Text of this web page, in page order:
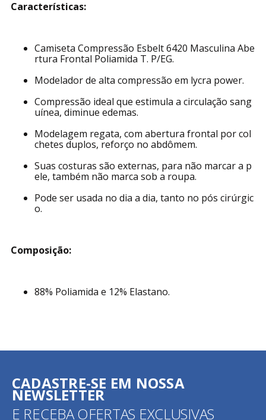
Características:
Camiseta Compressão Esbelt 6420 Masculina Abe
rtura Frontal Poliamida T. P/EG.
Modelador de alta compressão em lycra power.
Compressão ideal que estimula a circulação sang
uínea, diminue edemas.
Modelagem regata, com abertura frontal por col
chetes duplos, reforço no abdômem.
Suas costuras são externas, para não marcar a p
Pode ser usada no dia a dia, tanto no pós cirúrgic
o.
Composição: